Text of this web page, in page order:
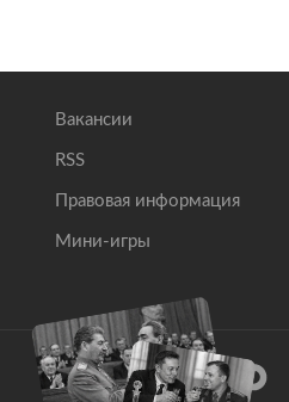
Вакансии
RSS
Правовая информация
Мини-игры